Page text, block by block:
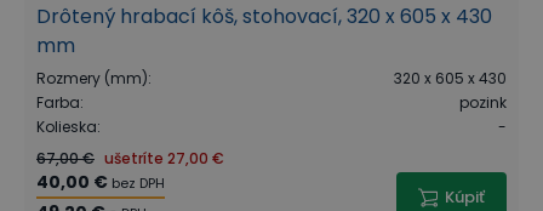
Drôtený hrabací kôš, stohovací, 320 x 605 x 430
mm
Rozmery (mm):
320 x 605 x 430
Farba:
pozink
Kolieska:
-
67,00 € ušetríte 27,00 €
40,00 € bez DPH
Kúpiť